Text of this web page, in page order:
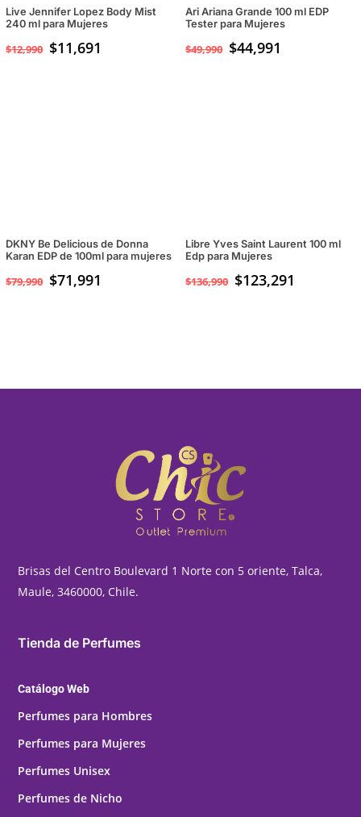
Live Jennifer Lopez Body Mist
240 ml para Mujeres
$12,990 $11,691
Ari Ariana Grande 100 ml EDP
Tester para Mujeres
$49,990 $44,991
DKNY Be Delicious de Donna
Karan EDP de 100ml para mujeres
$79,990 $71,991
Libre Yves Saint Laurent 100 ml
Edp para Mujeres
$136,990 $123,291
Brisas del Centro Boulevard 1 Norte con 5 oriente, Talca,
Maule, 3460000, Chile.
Tienda de Perfumes
Catálogo Web
Perfumes para Hombres
Perfumes para Mujeres
Perfumes Unisex
Perfumes de Nicho